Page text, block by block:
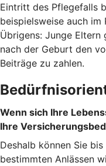
Eintritt des Pflegefalls
beispielsweise auch im
Übrigens: Junge Eltern
nach der Geburt den
Beiträge zu zahlen.
Wenn sich Ihre
Ihre
Deshalb können Sie
bestimmten Anlässen